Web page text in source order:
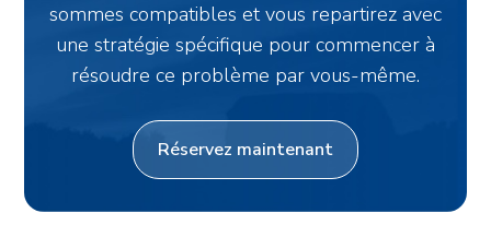
sommes compatibles et vous repartirez avec
une stratégie spécifique pour commencer à
résoudre ce problème par vous-même.
Réservez maintenant